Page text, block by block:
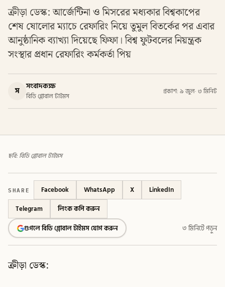
ক্রীড়া ডেস্ক: আর্জেন্টিনা ও মিসরের মধ্যকার বিশ্বকাপের
শেষ ষোলোর ম্যাচে রেফারিং নিয়ে তুমুল বিতর্কের পর এবার
আনুষ্ঠানিক ব্যাখ্যা দিয়েছে ফিফা। বিশ্ব ফুটবলের নিয়ন্ত্রক
সংস্থার প্রধান রেফারিং কর্মকর্তা পিয়
স সংবাদকক্ষ
বিডি গ্লোবাল টাইমস
প্রকাশ: ৯ জুল· ৩ মিনিট
ছবি: বিডি গ্লোবাল টাইমস
SHARE Facebook WhatsApp X
LinkedIn
Telegram
লিংক কপি করুন
গুগলে বিডি গ্লোবাল টাইমস যোগ করুন
৩ মিনিটে পড়ুন
ক্রীড়া ডেস্ক: